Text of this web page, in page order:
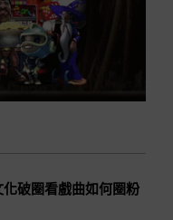
破圈看戲曲如何圈粉